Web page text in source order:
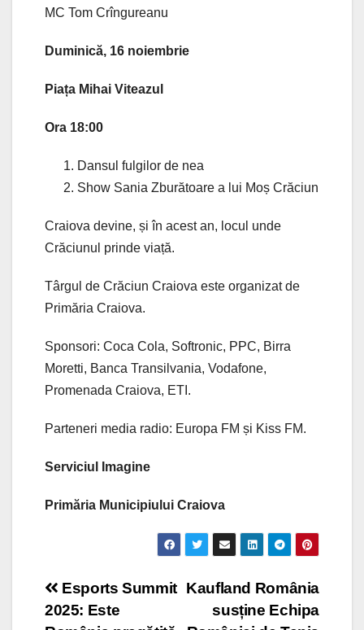
MC Tom Crîngureanu
Duminică, 16 noiembrie
Piața Mihai Viteazul
Ora 18:00
Dansul fulgilor de nea
Show Sania Zburătoare a lui Moș Crăciun
Craiova devine, și în acest an, locul unde
Crăciunul prinde viață.
Târgul de Crăciun Craiova este organizat de
Primăria Craiova.
Sponsori: Coca Cola, Softronic, PPC, Birra
Moretti, Banca Transilvania, Vodafone,
Promenada Craiova, ETI.
Parteneri media radio: Europa FM și Kiss FM.
Serviciul Imagine
Primăria Municipiului Craiova
Post
Kaufland România
susține Echipa
Esports Summit
2025: Este